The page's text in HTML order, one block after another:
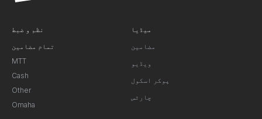
نظم و ضبط
تمام مضامین
MTT
Cash
Other
Omaha
میڈیا
مضامین
ویڈیو
پوکر اسکول
چارٹس